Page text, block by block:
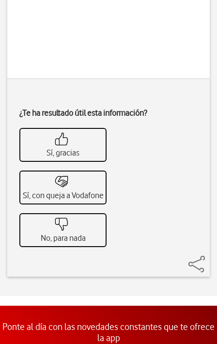
¿Te ha resultado útil esta información?
Sí, gracias
Sí, con queja a Vodafone
No, para nada
Ponte al día con las novedades constantes que te ofrece
la app